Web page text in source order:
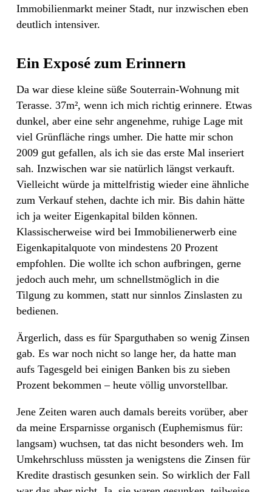
Immobilienmarkt meiner Stadt, nur inzwischen eben
deutlich intensiver.
Ein Exposé zum Erinnern
Da war diese kleine süße Souterrain-Wohnung mit
Terasse. 37m², wenn ich mich richtig erinnere. Etwas
dunkel, aber eine sehr angenehme, ruhige Lage mit
viel Grünfläche rings umher. Die hatte mir schon
2009 gut gefallen, als ich sie das erste Mal inseriert
sah. Inzwischen war sie natürlich längst verkauft.
Vielleicht würde ja mittelfristig wieder eine ähnliche
zum Verkauf stehen, dachte ich mir. Bis dahin hätte
ich ja weiter Eigenkapital bilden können.
Klassischerweise wird bei Immobilienerwerb eine
Eigenkapitalquote von mindestens 20 Prozent
empfohlen. Die wollte ich schon aufbringen, gerne
jedoch auch mehr, um schnellstmöglich in die
Tilgung zu kommen, statt nur sinnlos Zinslasten zu
bedienen.
Ärgerlich, dass es für Sparguthaben so wenig Zinsen
gab. Es war noch nicht so lange her, da hatte man
aufs Tagesgeld bei einigen Banken bis zu sieben
Prozent bekommen – heute völlig unvorstellbar.
Jene Zeiten waren auch damals bereits vorüber, aber
da meine Ersparnisse organisch (Euphemismus für:
langsam) wuchsen, tat das nicht besonders weh. Im
Umkehrschluss müssten ja wenigstens die Zinsen für
Kredite drastisch gesunken sein. So wirklich der Fall